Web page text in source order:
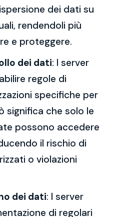
dei dati su
rendendoli più
e proteggere.
dei dati: I server
regole di
specifiche per
significa che solo le
possono accedere
il rischio di
o violazioni
dei dati: I server
di regolari